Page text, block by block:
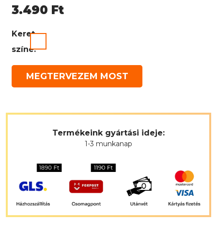
3.490 Ft
Keret
színe:
MEGTERVEZEM MOST
Termékeink gyártási ideje:
1-3 munkanap